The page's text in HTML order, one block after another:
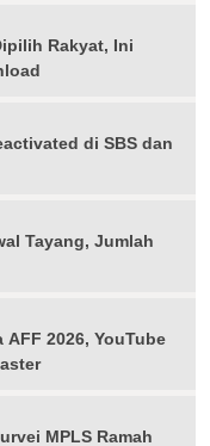
Rakyat, Ini
di SBS dan
Tayang, Jumlah
2026, YouTube
MPLS Ramah